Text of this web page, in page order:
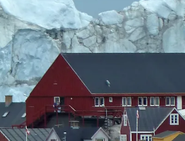
Sverige
Danmark
Norge